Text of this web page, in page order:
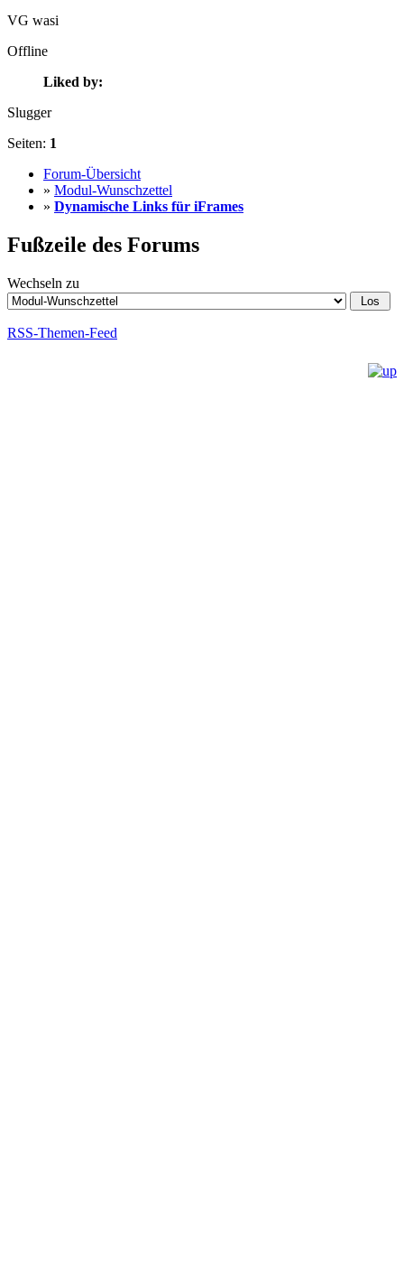
VG wasi
Offline
Liked by:
Slugger
Seiten: 1
Forum-Übersicht
» Modul-Wunschzettel
» Dynamische Links für iFrames
Fußzeile des Forums
Wechseln zu
RSS-Themen-Feed